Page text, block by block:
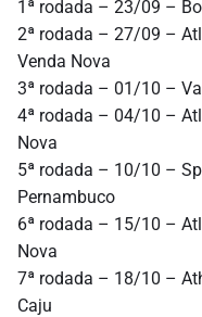
1ª rodada – 23/09 –
2ª rodada – 27/09 –
Venda Nova
3ª rodada – 01/10 –
4ª rodada – 04/10 –
Nova
5ª rodada – 10/10 –
Pernambuco
6ª rodada – 15/10 –
Nova
7ª rodada – 18/10 –
Caju